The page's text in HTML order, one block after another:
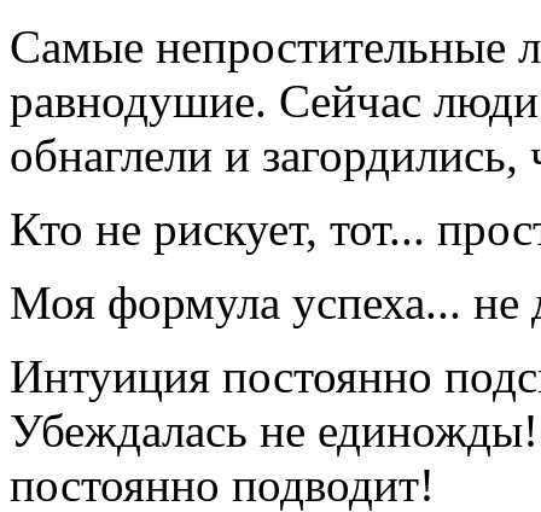
Самые непростительные
равнодушие. Сейчас люди
обнаглели и
Кто не рискует, тот...
Моя формула успеха... не
Интуиция постоянно
Убеждалась не
постоянно подводит!